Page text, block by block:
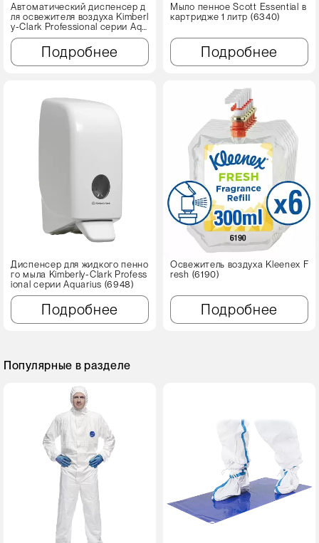
Автоматический диспенсер д
ля освежителя воздуха Kimberl
y-Clark Professional серии Aqu
arius (6994)
Подробнее
Мыло пенное Scott Essential в
картридже 1 литр (6340)
Подробнее
Диспенсер для жидкого пенно
го мыла Kimberly-Clark Profess
ional серии Aquarius (6948)
Подробнее
Освежитель воздуха Kleenex F
resh (6190)
Подробнее
Популярные в разделе